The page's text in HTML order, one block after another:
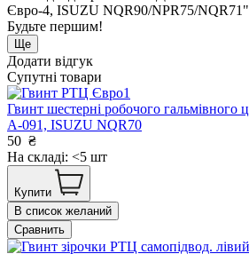
Євро-4, ISUZU NQR90/NPR75/
Будьте першим!
Ще
Додати відгук
Супутні товари
Гвинт шестерні робочого
А-091, ISUZU NQR70
50 ₴
На складі: <5 шт
Купити
В список желаний
Сравнить